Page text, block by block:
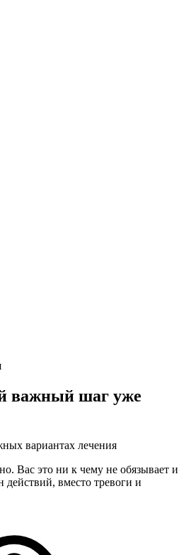
важный шаг уже
вариантах лечения
Вас это ни к чему не обязывает и
вместо тревоги и